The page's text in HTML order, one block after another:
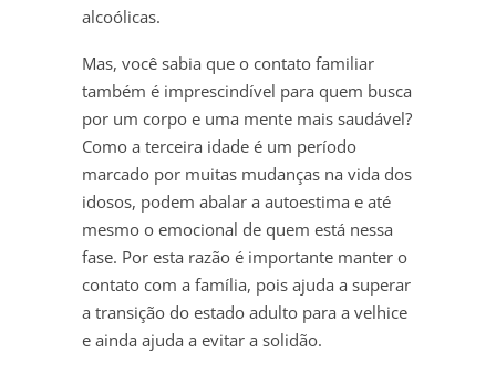
alcoólicas.
Mas, você sabia que o contato familiar
também é imprescindível para quem busca
por um corpo e uma mente mais saudável?
Como a terceira idade é um período
marcado por muitas mudanças na vida dos
idosos, podem abalar a autoestima e até
mesmo o emocional de quem está nessa
fase. Por esta razão é importante manter o
contato com a família, pois ajuda a superar
a transição do estado adulto para a velhice
e ainda ajuda a evitar a solidão.